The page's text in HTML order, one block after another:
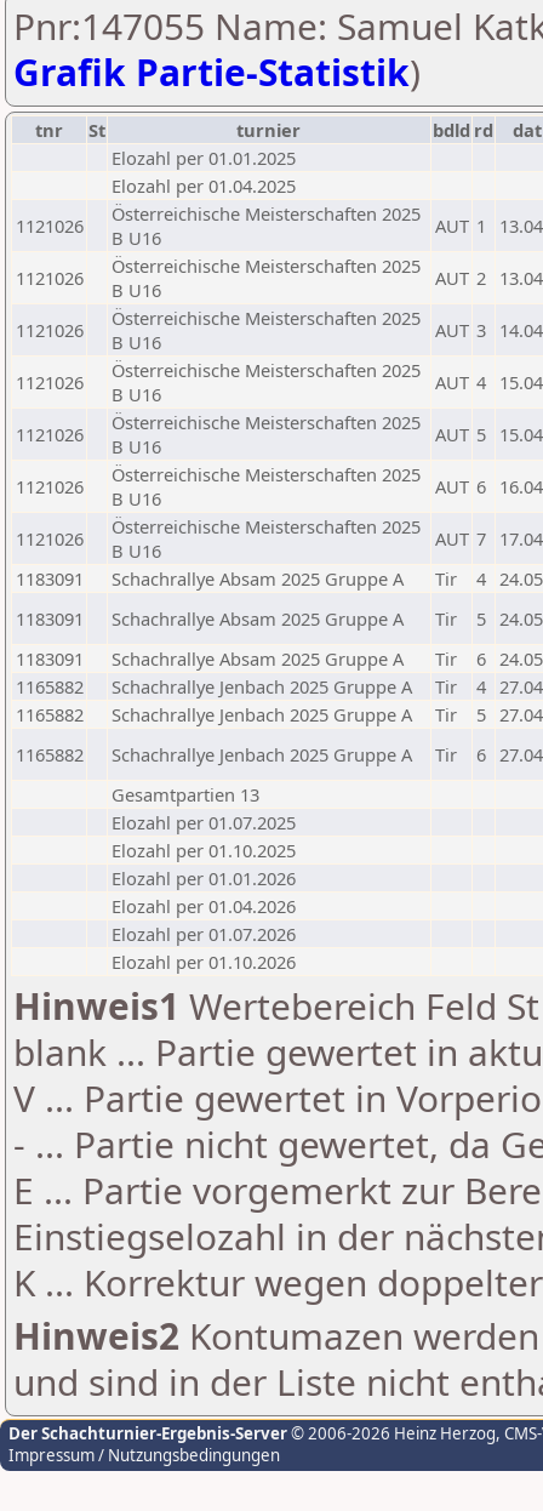
Pnr:147055 Name: Samuel
Grafik Partie-Statistik)
tnr St turnier bdld rd
Elozahl per 01.01.2025
Elozahl per 01.04.2025
1121026
Österreichische Meisterschaften 2025
B U16
AUT 1
1121026
Österreichische Meisterschaften 2025
B U16
AUT 2
1121026
Österreichische Meisterschaften 2025
B U16
AUT 3
1121026
Österreichische Meisterschaften 2025
B U16
AUT 4
1121026
Österreichische Meisterschaften 2025
B U16
AUT 5
1121026
Österreichische Meisterschaften 2025
B U16
AUT 6
1121026
Österreichische Meisterschaften 2025
B U16
AUT 7
1183091
Schachrallye Absam 2025 Gruppe A Tir 4
1183091
Schachrallye Absam 2025 Gruppe A Tir 5
1183091
Schachrallye Absam 2025 Gruppe A Tir 6
1165882
Schachrallye Jenbach 2025 Gruppe A Tir 4
1165882
Schachrallye Jenbach 2025 Gruppe A Tir 5
1165882
Schachrallye Jenbach 2025 Gruppe A Tir 6
Gesamtpartien 13
Elozahl per 01.07.2025
Elozahl per 01.10.2025
Elozahl per 01.01.2026
Elozahl per 01.04.2026
Elozahl per 01.07.2026
Elozahl per 01.10.2026
Hinweis1 Wertebereich Feld
blank ... Partie gewertet in
V ... Partie gewertet in
- ... Partie nicht gewertet, da
E ... Partie vorgemerkt zur
Einstiegselozahl in der
K ... Korrektur wegen
Hinweis2 Kontumazen
und sind in der Liste nicht
Der Schachturnier-Ergebnis-Server© 2006-2026 Heinz Herzog,
Impressum / Nutzungsbedingungen